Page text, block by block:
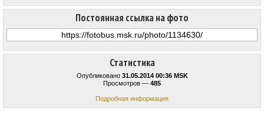
Статистика
Опубликовано 31.05.2014 00:36 MSK
Просмотров — 485
Подробная информация
Постоянная ссылка на фото